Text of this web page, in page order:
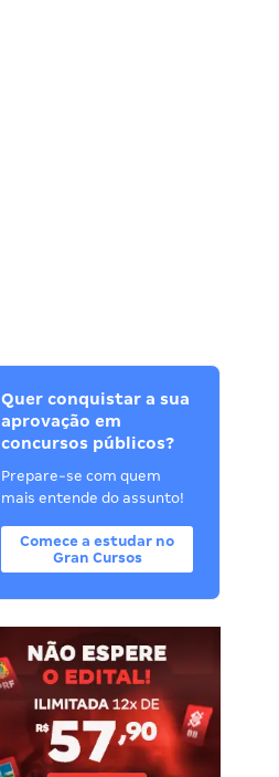
Quer conquistar a sua
aprovação em
concursos públicos?
Prepare-se com quem
mais entende do assunto!
Comece a estudar no
Gran Cursos